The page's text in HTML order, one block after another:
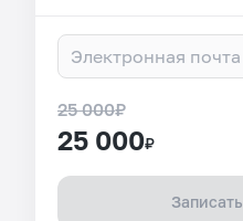
25 000₽
25 000₽